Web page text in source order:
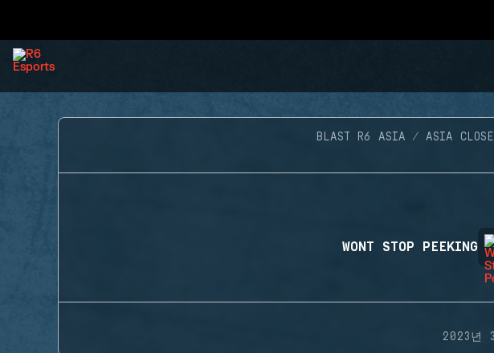
BLAST R6 ASIA ASIA
WONT STOP PEEKING
2023년